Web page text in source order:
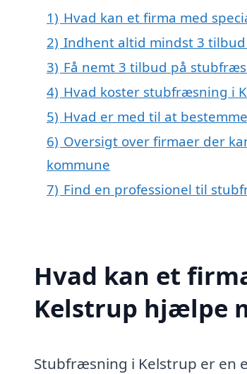
1) Hvad kan et firma med
2) Indhent altid mindst 3
3) Få nemt 3 tilbud på
4) Hvad koster stubfræsning i
5) Hvad er med til at
6) Oversigt over firmaer der
kommune
7) Find en professionel til
Hvad kan et
Kelstrup hjælpe
Stubfræsning i Kelstrup er en